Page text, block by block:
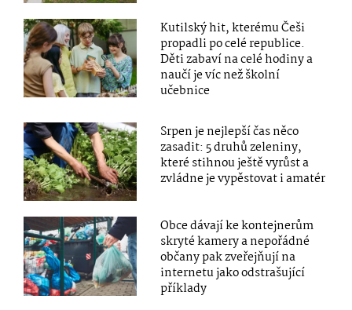
Kutilský hit, kterému Češi
propadli po celé republice.
Děti zabaví na celé hodiny a
naučí je víc než školní
učebnice
Srpen je nejlepší čas něco
zasadit: 5 druhů zeleniny,
které stihnou ještě vyrůst a
zvládne je vypěstovat i amatér
Obce dávají ke kontejnerům
skryté kamery a nepořádné
občany pak zveřejňují na
internetu jako odstrašující
příklady